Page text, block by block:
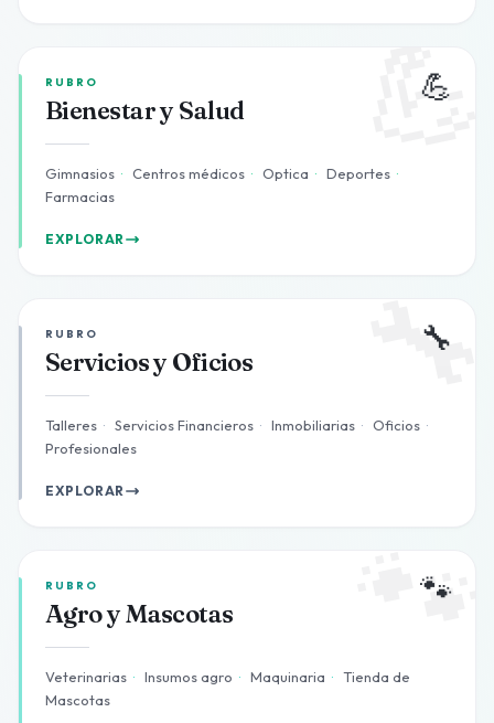
💪
RUBRO
Bienestar y Salud
Gimnasios · Centros médicos · Optica · Deportes ·
Farmacias
EXPLORAR
🔧
RUBRO
Servicios y Oficios
Talleres · Servicios Financieros · Inmobiliarias · Oficios ·
Profesionales
EXPLORAR
🐾
RUBRO
Agro y Mascotas
Veterinarias · Insumos agro · Maquinaria · Tienda de
Mascotas